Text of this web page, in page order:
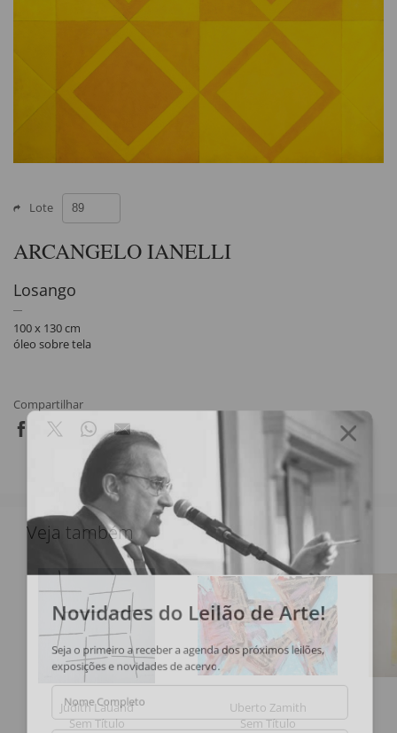
Lote
ARCANGELO IANELLI
Losango
100 x 130 cm
óleo sobre tela
Compartilhar
Veja também
Judith Lauand
Sem Título
Uberto Zamith
Sem Título
Novidades do Leilão de Arte!
Seja o primeiro a receber a agenda dos próximos leilões,
exposições e novidades de acervo.
Nome Completo